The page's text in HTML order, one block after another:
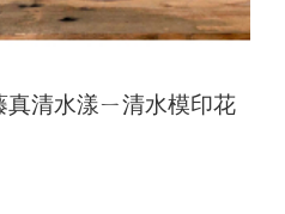
真清水漾ㄧ清水模印花